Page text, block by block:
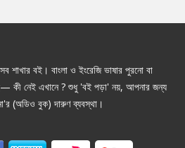
শাখার বই। বাংলা ও ইংরেজি ভাষার পুরনো বা
কী নেই এখানে ? শুধু 'বই পড়া' নয়, আপনার জন্য
(অডিও বুক) দারুণ ব্যবস্থা।